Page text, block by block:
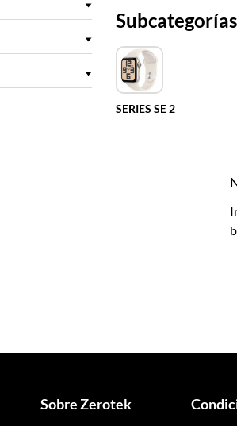
Subcategorías
SERIES SE 2
Sobre Zerotek